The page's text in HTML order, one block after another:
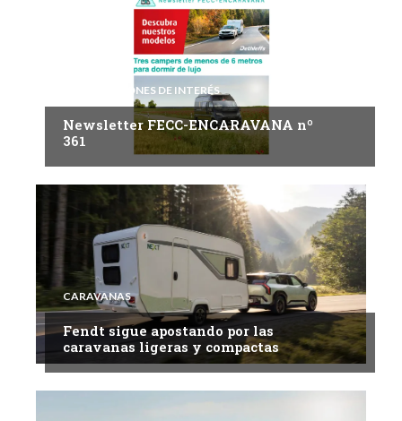
INFORMACIONES DE INTERÉS
Newsletter FECC-ENCARAVANA nº
361
CARAVANAS
Fendt sigue apostando por las
caravanas ligeras y compactas